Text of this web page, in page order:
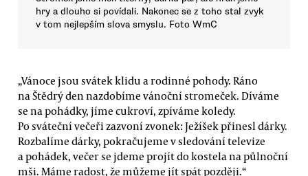
hry a dlouho si povídali. Nakonec se z toho stal zvyk
v tom nejlepším slova smyslu. Foto WmC
„Vánoce jsou svátek klidu a rodinné pohody. Ráno
na Štědrý den nazdobíme vánoční stromeček. Díváme
se na pohádky, jíme cukroví, zpíváme koledy.
Po sváteční večeři zazvoní zvonek: Ježíšek přinesl dárky.
Rozbalíme dárky, pokračujeme v sledování televize
a pohádek, večer se jdeme projít do kostela na půlnoční
mši. Máme radost, že můžeme jít spát později.“